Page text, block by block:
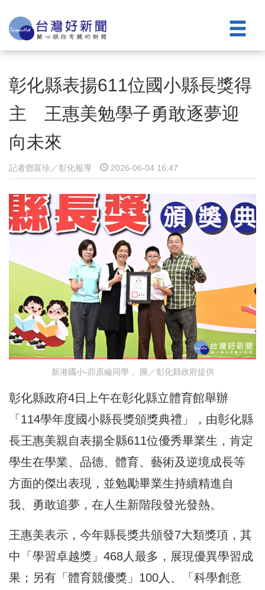
彰化縣表揚611位國小縣長獎得
主 王惠美勉學子勇敢逐夢迎
向未來
記者鄧富珍／彰化報導 2026-06-04 16:47
新港國小-茆原綸同學 。圖／彰化縣政府提供
彰化縣政府4日上午在彰化縣立體育館舉辦
「114學年度國小縣長獎頒獎典禮」，由彰化縣
長王惠美親自表揚全縣611位優秀畢業生，肯定
學生在學業、品德、體育、藝術及逆境成長等
方面的傑出表現，並勉勵畢業生持續精進自
我、勇敢追夢，在人生新階段發光發熱。
王惠美表示，今年縣長獎共頒發7大類獎項，其
中「學習卓越獎」468人最多，展現優異學習成
果；另有「體育競優獎」100人、「科學創意